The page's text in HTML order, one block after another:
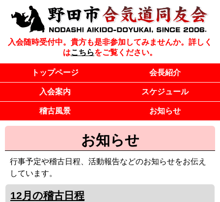
入会随時受付中。貴方も是非参加してみませんか。詳しく
はこちらをご覧ください。
トップページ 会長紹介
入会案内 スケジュール
稽古風景 お知らせ
お知らせ
行事予定や稽古日程、活動報告などのお知らせをお伝え
しています。
12月の稽古日程